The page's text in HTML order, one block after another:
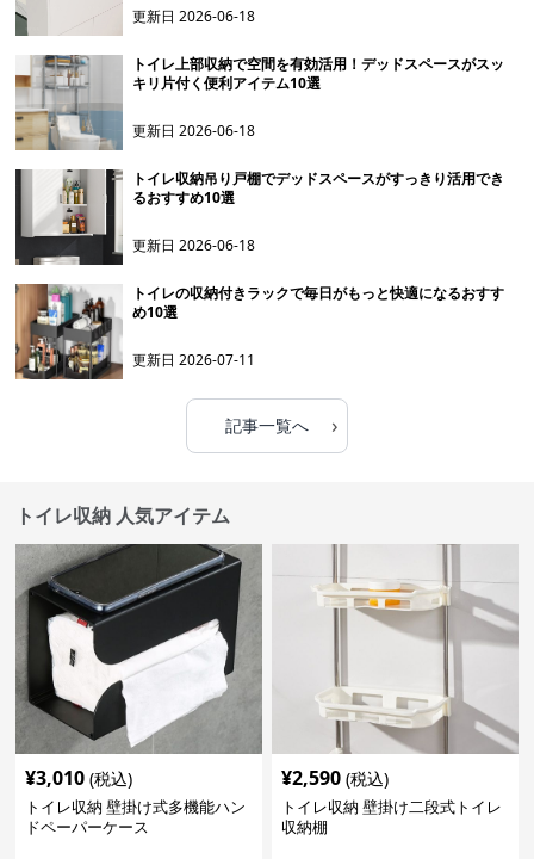
更新日2026-06-18
トイレ上部収納で空間を有効活用！デッドスペースがスッ
キリ片付く便利アイテム10選
更新日2026-06-18
トイレ収納吊り戸棚でデッドスペースがすっきり活用でき
るおすすめ10選
更新日2026-06-18
トイレの収納付きラックで毎日がもっと快適になるおすす
め10選
更新日2026-07-11
記事一覧へ ›
トイレ収納 人気アイテム
¥3,010 (税込)
トイレ収納 壁掛け式多機能ハン
ドペーパーケース
¥2,590 (税込)
トイレ収納 壁掛け二段式トイレ
収納棚